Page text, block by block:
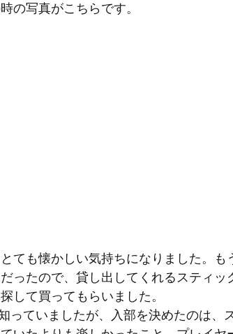
の写真がこちらです。
ても懐かしい気持ちになりました。も
ったので、貸し出してくれるスティッ
して買ってもらいました。
ていましたが、入部を決めたのは、